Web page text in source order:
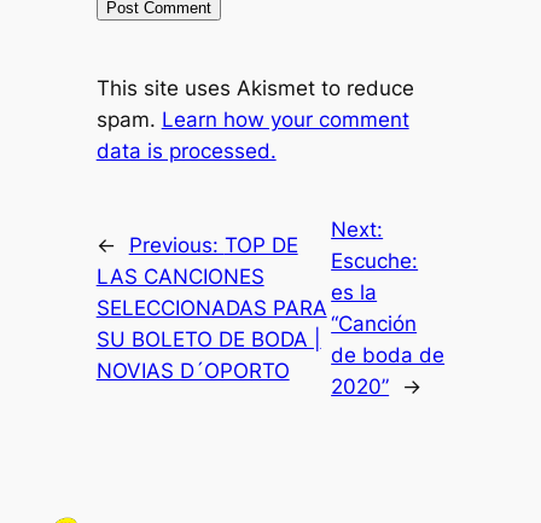
This site uses Akismet to reduce
spam. Learn how your comment
data is processed.
← Previous: TOP DE
LAS CANCIONES
SELECCIONADAS PARA
SU BOLETO DE BODA |
NOVIAS D´OPORTO
Next:
Escuche:
es la
“Canción
de boda de
2020”
→